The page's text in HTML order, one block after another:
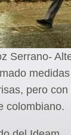
Serrano-
pero
colombiano.